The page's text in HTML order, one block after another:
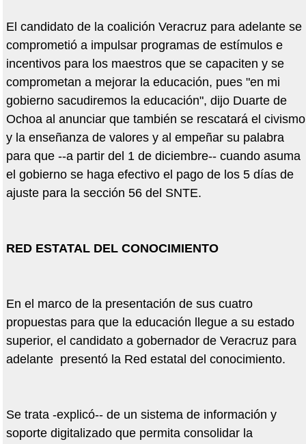
El candidato de la coalición Veracruz para adelante se
comprometió a impulsar programas de estímulos e
incentivos para los maestros que se capaciten y se
comprometan a mejorar la educación, pues "en mi
gobierno sacudiremos la educación", dijo Duarte de
Ochoa al anunciar que también se rescatará el civismo
y la enseñanza de valores y al empeñar su palabra
para que --a partir del 1 de diciembre-- cuando asuma
el gobierno se haga efectivo el pago de los 5 días de
ajuste para la sección 56 del SNTE.
RED ESTATAL DEL CONOCIMIENTO
En el marco de la presentación de sus cuatro
propuestas para que la educación llegue a su estado
superior, el candidato a gobernador de Veracruz para
adelante presentó la Red estatal del conocimiento.
Se trata -explicó-- de un sistema de información y
soporte digitalizado que permita consolidar la